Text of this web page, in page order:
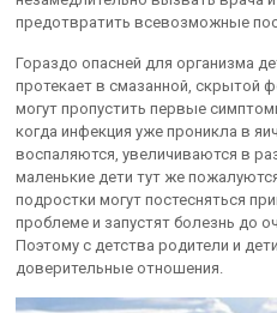
предотвратить всевозможные
Гораздо опасней для организма
протекает в смазанной, скрытой
могут пропустить первые
когда инфекция уже проникла в
воспаляются, увеличиваются в
маленькие дети тут же
подростки могут постесняться
проблеме и запустят болезнь до
Поэтому с детства родители и
доверительные отношения.